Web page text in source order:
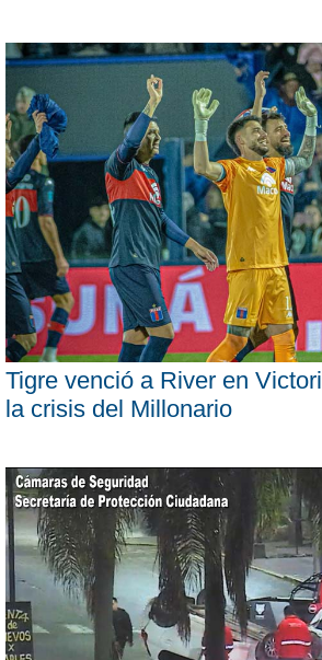
Tigre venció a River en
la crisis del Millonario